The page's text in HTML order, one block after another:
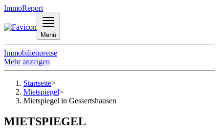
ImmoReport
Menü
Immobilienpreise
Mehr anzeigen
Startseite>
Mietspiegel>
Mietspiegel in Gessertshausen
MIETSPIEGEL